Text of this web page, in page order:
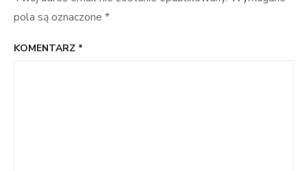
pola są oznaczone *
KOMENTARZ *